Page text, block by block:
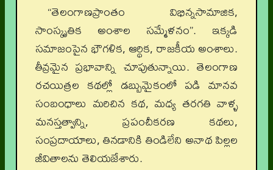
“తెలంగాణప్రాంతం విభిన్నసామాజిక,
సాంస్కృతిక అంశాల సమ్మేళనం”. ఇక్కడి
సమాజంపైన భౌగళిక, ఆర్థిక, రాజకీయ అంశాలు.
తీవ్రమైన ప్రభావాన్ని చూపుతున్నాయి. తెలంగాణ
రచయిత్రల కథల్లో డబ్బుమైకంలో పడి మానవ
సంబంధాలు మరిచిన కథ, మధ్య తరగతి వాళ్ళ
మనస్తత్వాన్ని, ప్రపంచీకరణ కథలు,
సంప్రదాయాలు, తినడానికి తిండిలేని అనాథ పిల్లల
జీవితాలను తెలియజేశారు.